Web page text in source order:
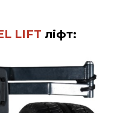
LIFT ліфт: